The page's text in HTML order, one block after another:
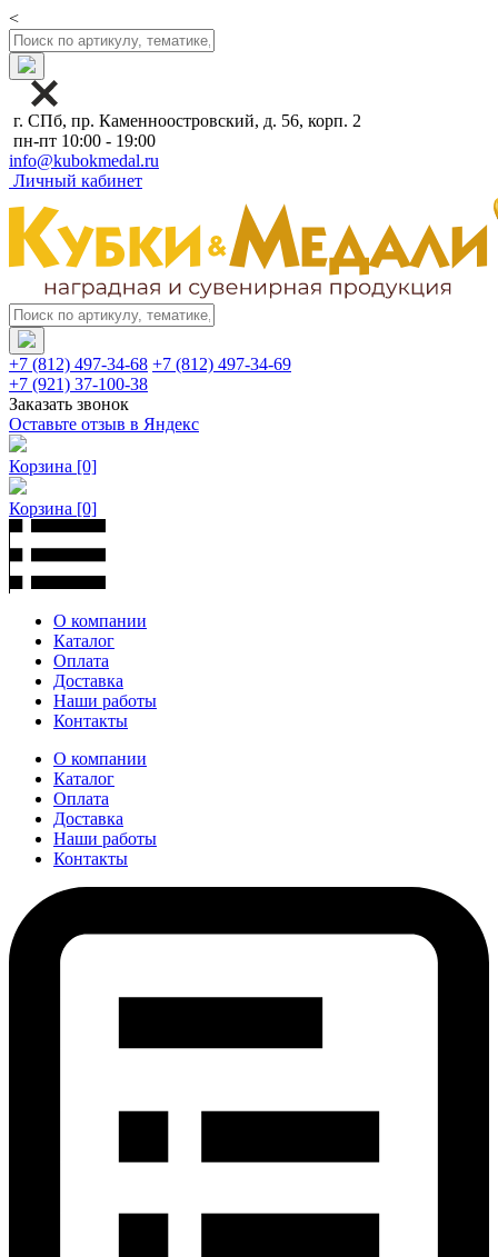
<
г. СПб, пр. Каменноостровский, д. 56, корп. 2
пн-пт 10:00 - 19:00
info@kubokmedal.ru
Личный кабинет
+7 (812) 497-34-68 +7 (812) 497-34-69
+7 (921) 37-100-38
Заказать звонок
Оставьте отзыв в Яндекс
Корзина [0]
Корзина [0]
О компании
Каталог
Оплата
Доставка
Наши работы
Контакты
О компании
Каталог
Оплата
Доставка
Наши работы
Контакты